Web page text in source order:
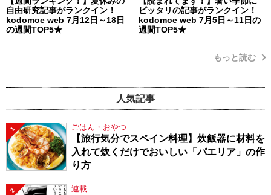
自由研究記事がランクイン！
kodomoe web 7月12日～18日
の週間TOP5★
ピッタリの記事がランクイン！
kodomoe web 7月5日～11日の
週間TOP5★
もっと読む
人気記事
1 ごはん・おやつ
【旅行気分でスペイン料理】炊飯器に材料を
入れて炊くだけでおいしい「パエリア」の作
り方
2 連載